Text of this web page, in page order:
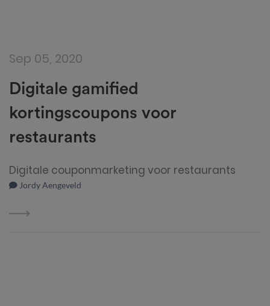
Sep 05, 2020
Digitale gamified
kortingscoupons voor
restaurants
Digitale couponmarketing voor restaurants
Jordy Aengeveld